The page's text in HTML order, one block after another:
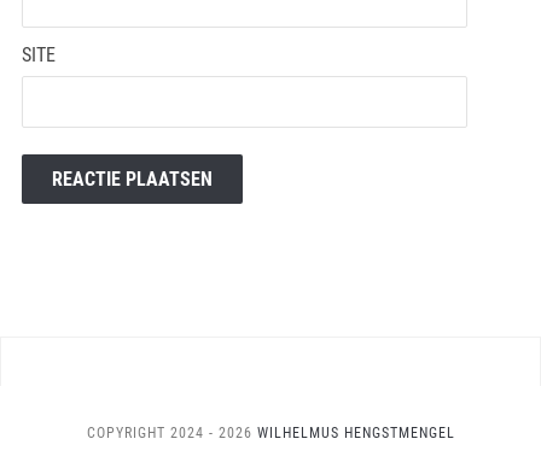
SITE
COPYRIGHT 2024 - 2026 WILHELMUS HENGSTMENGEL